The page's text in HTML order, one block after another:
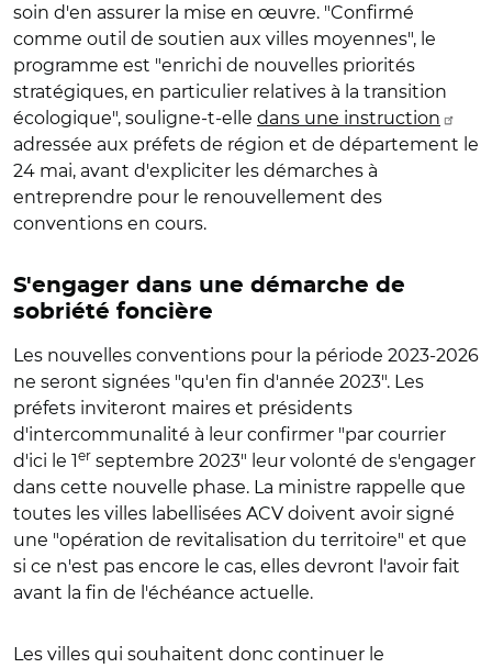
soin d'en assurer la mise en œuvre. "Confirmé
comme outil de soutien aux villes moyennes", le
programme est "enrichi de nouvelles priorités
stratégiques, en particulier relatives à la transition
écologique", souligne-t-elle dans une instruction
adressée aux préfets de région et de département le
24 mai, avant d'expliciter les démarches à
entreprendre pour le renouvellement des
conventions en cours.
S'engager dans une démarche de
sobriété foncière
Les nouvelles conventions pour la période 2023-2026
ne seront signées "qu'en fin d'année 2023". Les
préfets inviteront maires et présidents
d'intercommunalité à leur confirmer "par courrier
d'ici le 1er septembre 2023" leur volonté de s'engager
dans cette nouvelle phase. La ministre rappelle que
toutes les villes labellisées ACV doivent avoir signé
une "opération de revitalisation du territoire" et que
si ce n'est pas encore le cas, elles devront l'avoir fait
avant la fin de l'échéance actuelle.
Les villes qui souhaitent donc continuer le